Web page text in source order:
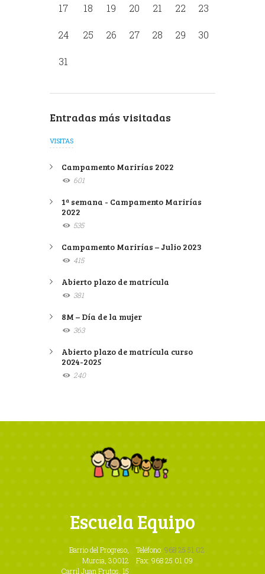
17 18 19 20 21 22 23
24 25 26 27 28 29 30
31
Entradas más visitadas
VISITAS
Campamento Marirías 2022
601
1ª semana - Campamento Marirías
2022
535
Campamento Marirías – Julio 2023
415
Abierto plazo de matrícula
381
8M – Día de la mujer
363
Abierto plazo de matrícula curso
2024-2025
240
Escuela Equipo
Teléfono: 968 25 51 02
Fax: 968 25 01 09
Barrio del Progreso,
Murcia, 30012
Carril Juan Frutos, 15